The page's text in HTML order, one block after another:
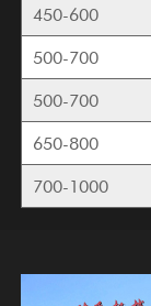
450-600
500-700
500-700
650-800
700-1000